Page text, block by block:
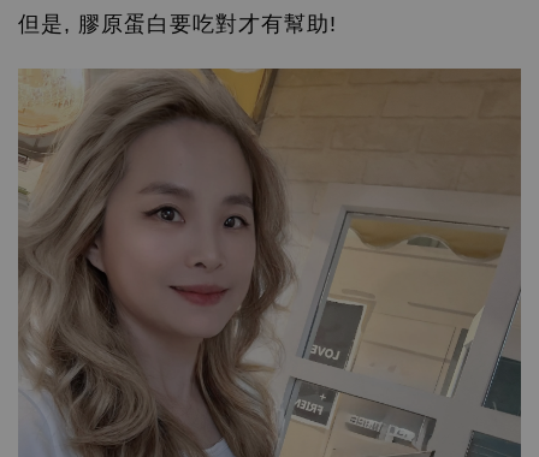
但是, 膠原蛋白要吃對才有幫助!